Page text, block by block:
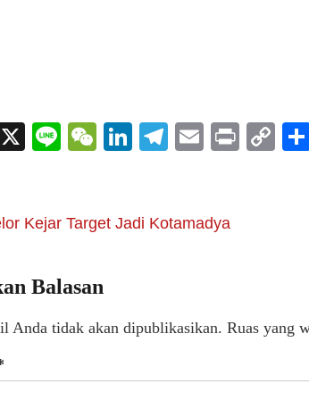
Facebook
X LineWeChat
LinkedIn
Telegram
EmailPrint
Kejar Target Jadi Kotamadya
Balasan
Anda tidak akan dipublikasikan. Ruas yang